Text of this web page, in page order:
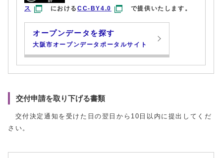
ス
におけるCC-BY4.0 で提供いたします。
オープンデータを探す
大阪市オープンデータポータルサイト
交付申請を取り下げる書類
交付決定通知を受けた日の翌日から10日以内に提出してくだ
さい。